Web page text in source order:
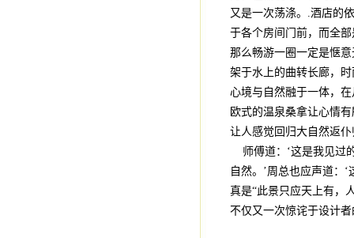
又是一次荡涤。.酒店的
于各个房间门前，而全
那么畅游一圈一定是惬
架于水上的曲转长廊，
心境与自然融于一体，
欧式的温泉桑拿让心情
让人感觉回归大自然返
师傅道：‘这是我见过
自然。’周总也应声道：
真是“此景只应天上有，
不仅又一次惊诧于设计